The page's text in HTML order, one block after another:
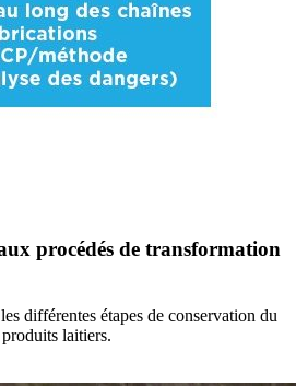
procédés de transformation
différentes étapes de conservation du
laitiers.